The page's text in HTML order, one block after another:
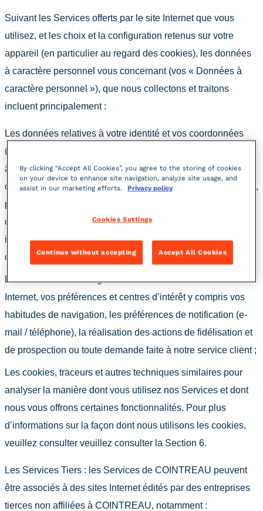
Suivant les Services offerts par le site Internet que vous
utilisez, et les choix et la configuration retenus sur votre
appareil (en particulier au regard des cookies), les données
à caractère personnel vous concernant (vos « Données à
caractère personnel »), que nous collectons et traitons
incluent principalement :
Les données relatives à votre identité et vos coordonnées
(titre, nom, prénom, adresse email, numéro de téléphone,
âge, pays de résidence, etc) lorsque vous décidez de les
communiquer, par exemple pour vous inscrire à la newsletter,
pour participer à un événement, pour participer à un jeu
concours, effectuer une commande ainsi que toute autre
information que vous pourriez divulguer lorsque vous nous
contactez ;
Les données marketing relatives à votre utilisation du site
Internet, vos préférences et centres d’intérêt y compris vos
habitudes de navigation, les préférences de notification (e-
mail / téléphone), la réalisation des actions de fidélisation et
de prospection ou toute demande faite à notre service client ;
Les cookies, traceurs et autres techniques similaires pour
analyser la manière dont vous utilisez nos Services et dont
nous vous offrons certaines fonctionnalités. Pour plus
d’informations sur la façon dont nous utilisons les cookies,
veuillez consulter veuillez consulter la Section 6.
Les Services Tiers : les Services de COINTREAU peuvent
être associés à des sites Internet édités par des entreprises
tierces non affiliées à COINTREAU, notamment :
By clicking “Accept All Cookies”, you agree to the storing of cookies
on your device to enhance site navigation, analyze site usage, and
assist in our marketing efforts.
Privacy policy
Cookies Settings
Continue without accepting Accept All Cookies